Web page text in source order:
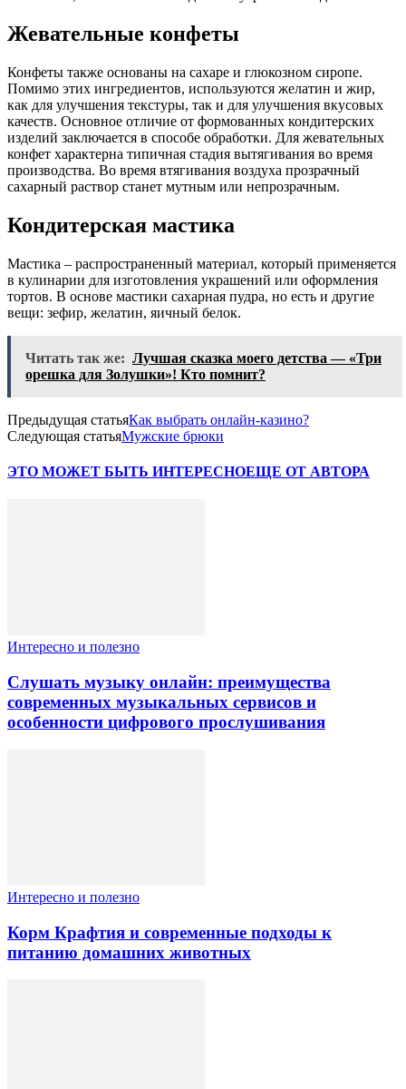
Жевательные конфеты
Конфеты также основаны на сахаре и глюкозном сиропе.
Помимо этих ингредиентов, используются желатин и жир,
как для улучшения текстуры, так и для улучшения вкусовых
качеств. Основное отличие от формованных кондитерских
изделий заключается в способе обработки. Для жевательных
конфет характерна типичная стадия вытягивания во время
производства. Во время втягивания воздуха прозрачный
сахарный раствор станет мутным или непрозрачным.
Кондитерская мастика
Мастика – распространенный материал, который применяется
в кулинарии для изготовления украшений или оформления
тортов. В основе мастики сахарная пудра, но есть и другие
вещи: зефир, желатин, яичный белок.
Читать так же: Лучшая сказка моего детства — «Три
орешка для Золушки»! Кто помнит?
Предыдущая статьяКак выбрать онлайн-казино?
Следующая статьяМужские брюки
ЭТО МОЖЕТ БЫТЬ ИНТЕРЕСНОЕЩЕ ОТ АВТОРА
Интересно и полезно
Слушать музыку онлайн: преимущества
современных музыкальных сервисов и
особенности цифрового прослушивания
Интересно и полезно
Корм Крафтия и современные подходы к
питанию домашних животных